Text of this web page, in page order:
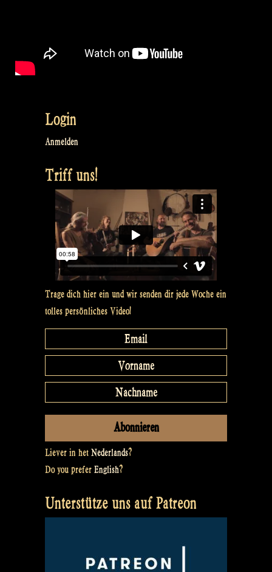
Login
Anmelden
Triff uns!
Trage dich hier ein und wir senden dir jede Woche ein
tolles persönliches Video!
Liever in het Nederlands?
Do you prefer English?
Unterstütze uns auf Patreon